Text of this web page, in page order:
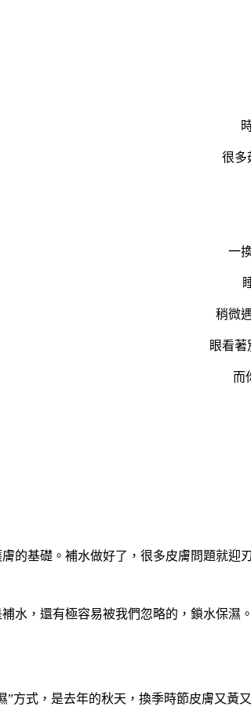
很多
一
稍微
眼看著
而
的基礎。補水做好了，很多皮膚問題就迎
水，還有極容易被我們忽略的，鎖水保濕。
”方式，是去年的秋天，換季時節皮膚又黃